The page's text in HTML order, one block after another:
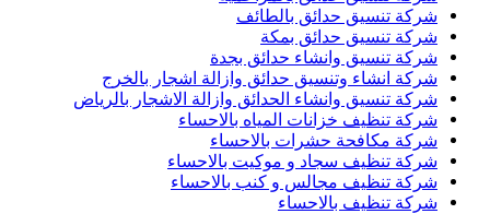
شركة تنسيق حدائق بالطائف
شركة تنسيق حدائق بمكة
شركة تنسيق وانشاء حدائق بجدة
شركة انشاء وتنسيق حدائق وازالة اشجار بالخرج
شركة تنسيق وانشاء الحدائق وازالة الاشجار بالرياض
شركة تنظيف خزانات المياه بالاحساء
شركة مكافحة حشرات بالاحساء
شركة تنظيف سجاد و موكيت بالاحساء
شركة تنظيف مجالس و كنب بالاحساء
شركة تنظيف بالاحساء